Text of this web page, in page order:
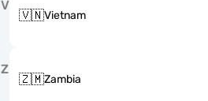
V
🇻🇳Vietnam
Z
🇿🇲Zambia